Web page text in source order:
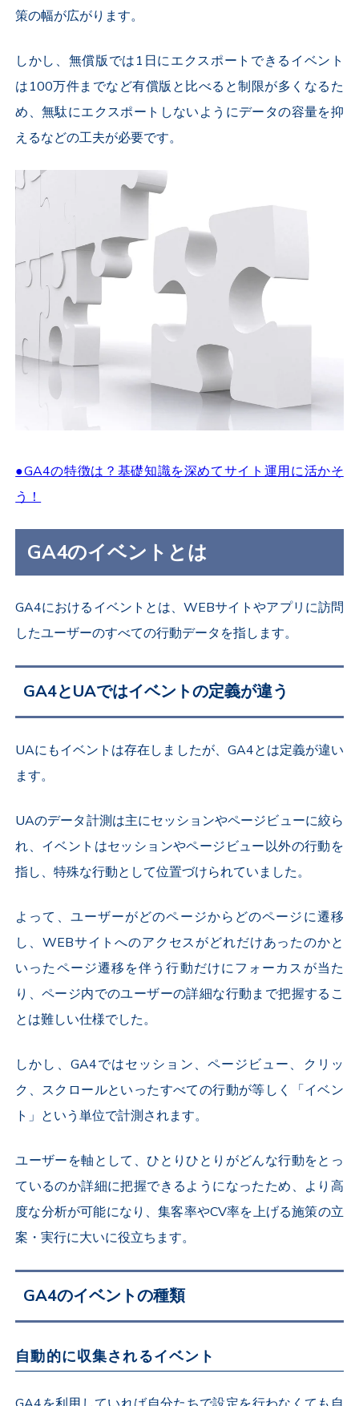
策の幅が広がります。
しかし、無償版では1日にエクスポートできるイベント
は100万件までなど有償版と比べると制限が多くなるた
め、無駄にエクスポートしないようにデータの容量を抑
えるなどの工夫が必要です。
●GA4の特徴は？基礎知識を深めてサイト運用に活かそ
う！
GA4のイベントとは
GA4におけるイベントとは、WEBサイトやアプリに訪問
したユーザーのすべての行動データを指します。
GA4とUAではイベントの定義が違う
UAにもイベントは存在しましたが、GA4とは定義が違い
ます。
UAのデータ計測は主にセッションやページビューに絞ら
れ、イベントはセッションやページビュー以外の行動を
指し、特殊な行動として位置づけられていました。
よって、ユーザーがどのページからどのページに遷移
し、WEBサイトへのアクセスがどれだけあったのかと
いったページ遷移を伴う行動だけにフォーカスが当た
り、ページ内でのユーザーの詳細な行動まで把握するこ
とは難しい仕様でした。
しかし、GA4ではセッション、ページビュー、クリッ
ク、スクロールといったすべての行動が等しく「イベン
ト」という単位で計測されます。
ユーザーを軸として、ひとりひとりがどんな行動をとっ
ているのか詳細に把握できるようになったため、より高
度な分析が可能になり、集客率やCV率を上げる施策の立
案・実行に大いに役立ちます。
GA4のイベントの種類
自動的に収集されるイベント